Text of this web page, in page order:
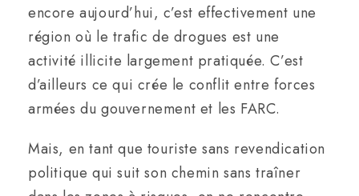
encore aujourd’hui, c’est effectivement une
région où le trafic de drogues est une
activité illicite largement pratiquée. C’est
d’ailleurs ce qui crée le conflit entre forces
armées du gouvernement et les FARC.
Mais, en tant que touriste sans revendication
politique qui suit son chemin sans traîner